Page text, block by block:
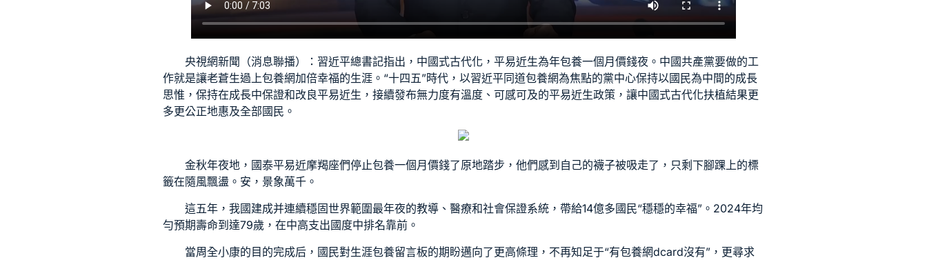
央視網新聞（消息聯播）：習近平總書記指出，中國式古代化，平易近生為年包養一個月價錢夜。中國共產黨要做的工
作就是讓老蒼生過上包養網加倍幸福的生涯。“十四五”時代，以習近平同道包養網為焦點的黨中心保持以國民為中間的成長
思惟，保持在成長中保證和改良平易近生，接續發布無力度有溫度、可感可及的平易近生政策，讓中國式古代化扶植結果更
多更公正地惠及全部國民。
金秋年夜地，國泰平易近摩羯座們停止包養一個月價錢了原地踏步，他們感到自己的襪子被吸走了，只剩下腳踝上的標
籤在隨風飄盪。安，景象萬千。
這五年，我國建成并連續穩固世界範圍最年夜的教導、醫療和社會保證系統，帶給14億多國民“穩穩的幸福”。2024年均
勻預期壽命到達79歲，在中高支出國度中排名靠前。
當周全小康的目的完成后，國民對生涯包養留言板的期盼邁向了更高條理，不再知足于“有包養網dcard沒有”，更尋求